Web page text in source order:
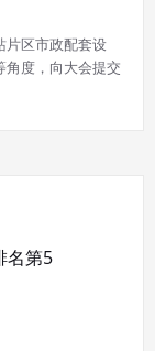
片区市政配套设
角度，向大会提交
名第5